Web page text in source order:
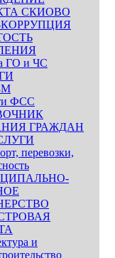
СКИОВО
ГО и ЧС
ФСС
ГРАЖДАН
перевозки,
и